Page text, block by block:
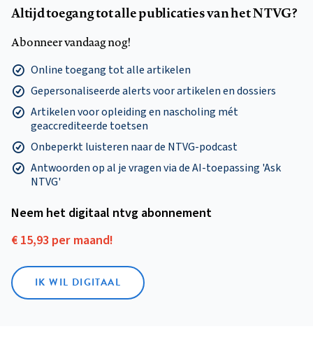
Altijd toegang tot alle publicaties van het NTVG?
Abonneer vandaag nog!
Online toegang tot alle artikelen
Gepersonaliseerde alerts voor artikelen en dossiers
Artikelen voor opleiding en nascholing mét
geaccrediteerde toetsen
Onbeperkt luisteren naar de NTVG-podcast
Antwoorden op al je vragen via de AI-toepassing 'Ask
NTVG'
Neem het digitaal ntvg abonnement
€ 15,93 per maand!
IK WIL DIGITAAL